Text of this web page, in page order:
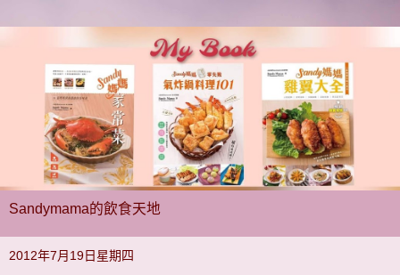
Sandymama的飲食天地
2012年7月19日星期四